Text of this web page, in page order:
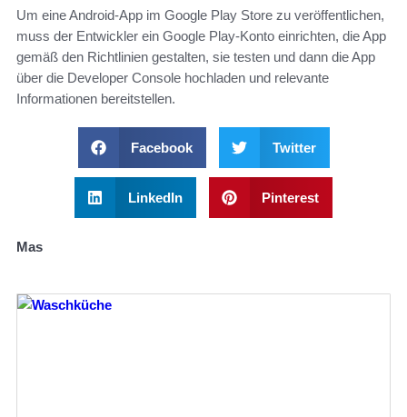
Um eine Android-App im Google Play Store zu veröffentlichen,
muss der Entwickler ein Google Play-Konto einrichten, die App
gemäß den Richtlinien gestalten, sie testen und dann die App
über die Developer Console hochladen und relevante
Informationen bereitstellen.
Facebook Twitter
LinkedIn Pinterest
Mas